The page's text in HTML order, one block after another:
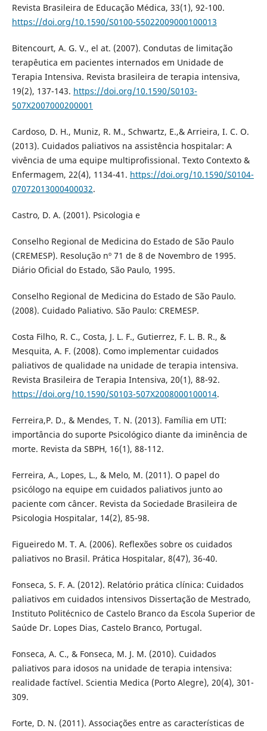
Revista Brasileira de Educação Médica, 33(1), 92-100.
https://doi.org/10.1590/S0100-55022009000100013
Bitencourt, A. G. V., el at. (2007). Condutas de limitação
terapêutica em pacientes internados em Unidade de
Terapia Intensiva. Revista brasileira de terapia intensiva,
19(2), 137-143. https://doi.org/10.1590/S0103-
507X2007000200001
Cardoso, D. H., Muniz, R. M., Schwartz, E.,& Arrieira, I. C. O.
(2013). Cuidados paliativos na assistência hospitalar: A
vivência de uma equipe multiprofissional. Texto Contexto &
Enfermagem, 22(4), 1134-41. https://doi.org/10.1590/S0104-
07072013000400032.
Castro, D. A. (2001). Psicologia e
Conselho Regional de Medicina do Estado de São Paulo
(CREMESP). Resolução nº 71 de 8 de Novembro de 1995.
Diário Oficial do Estado, São Paulo, 1995.
Conselho Regional de Medicina do Estado de São Paulo.
(2008). Cuidado Paliativo. São Paulo: CREMESP.
Costa Filho, R. C., Costa, J. L. F., Gutierrez, F. L. B. R., &
Mesquita, A. F. (2008). Como implementar cuidados
paliativos de qualidade na unidade de terapia intensiva.
Revista Brasileira de Terapia Intensiva, 20(1), 88-92.
https://doi.org/10.1590/S0103-507X2008000100014.
Ferreira,P. D., & Mendes, T. N. (2013). Família em UTI:
importância do suporte Psicológico diante da iminência de
morte. Revista da SBPH, 16(1), 88-112.
Ferreira, A., Lopes, L., & Melo, M. (2011). O papel do
psicólogo na equipe em cuidados paliativos junto ao
paciente com câncer. Revista da Sociedade Brasileira de
Psicologia Hospitalar, 14(2), 85-98.
Figueiredo M. T. A. (2006). Reflexões sobre os cuidados
paliativos no Brasil. Prática Hospitalar, 8(47), 36-40.
Fonseca, S. F. A. (2012). Relatório prática clínica: Cuidados
paliativos em cuidados intensivos Dissertação de Mestrado,
Instituto Politécnico de Castelo Branco da Escola Superior de
Saúde Dr. Lopes Dias, Castelo Branco, Portugal.
Fonseca, A. C., & Fonseca, M. J. M. (2010). Cuidados
paliativos para idosos na unidade de terapia intensiva:
realidade factível. Scientia Medica (Porto Alegre), 20(4), 301-
309.
Forte, D. N. (2011). Associações entre as características de